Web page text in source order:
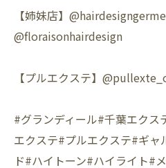
【姉妹店】@hairdesigngerme
@floraisonhairdesign
【プルエクステ】
#グランディール#千葉エク
エクステ#プルエクステ#ギ
ド#ハイトーン#ハイライト#